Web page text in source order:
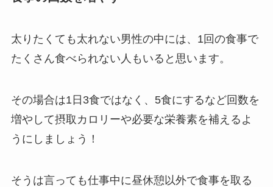
太りたくても太れない男性の中には、1回の食事で
たくさん食べられない人もいると思います。
その場合は1日3食ではなく、5食にするなど回数を
増やして摂取カロリーや必要な栄養素を補えるよ
うにしましょう！
そうは言っても仕事中に昼休憩以外で食事を取る